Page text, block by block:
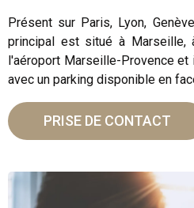
Présent sur Paris, Lyon,
principal est situé à Marseille,
l'aéroport Marseille-Provence
avec un parking disponible en
PRISE DE CONTACT